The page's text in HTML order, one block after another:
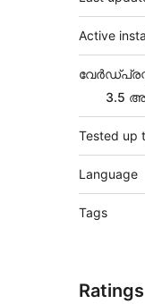
Active
3.5
Tested up
Language
Tags
Ratings